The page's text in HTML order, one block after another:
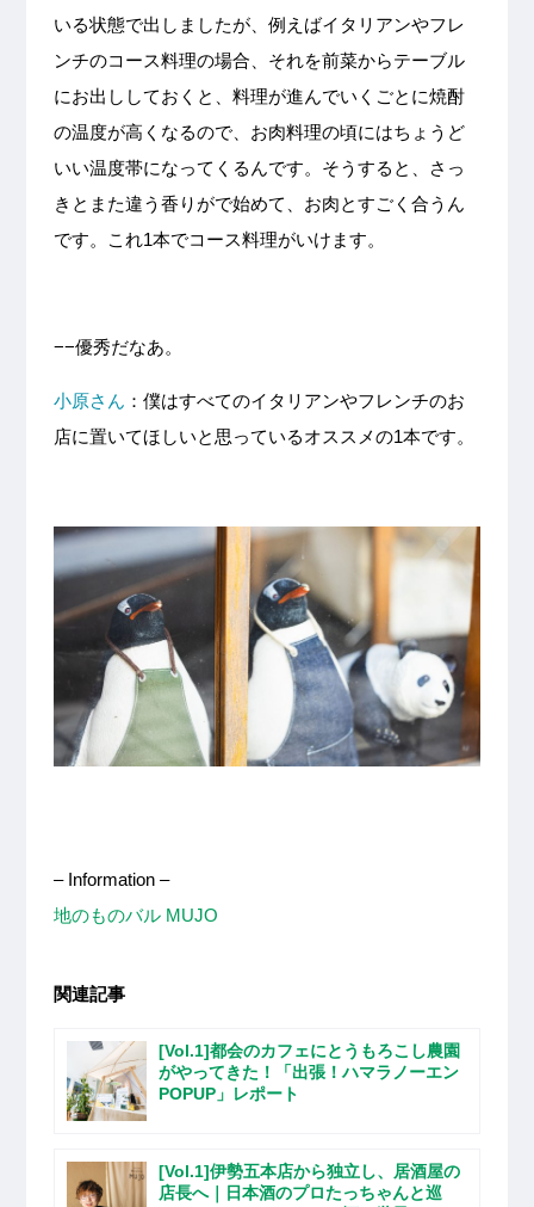
いる状態で出しましたが、例えばイタリアンやフレ
ンチのコース料理の場合、それを前菜からテーブル
にお出ししておくと、料理が進んでいくごとに焼酎
の温度が高くなるので、お肉料理の頃にはちょうど
いい温度帯になってくるんです。そうすると、さっ
きとまた違う香りがで始めて、お肉とすごく合うん
です。これ1本でコース料理がいけます。
−−優秀だなあ。
小原さん ：僕はすべてのイタリアンやフレンチのお
店に置いてほしいと思っているオススメの1本です。
– Information –
地のものバル MUJO
関連記事
[Vol.1]都会のカフェにとうもろこし農園
がやってきた！「出張！ハマラノーエン
POPUP」レポート
[Vol.1]伊勢五本店から独立し、居酒屋の
店長へ｜日本酒のプロたっちゃんと巡